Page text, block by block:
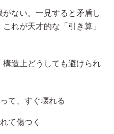
ない。一見すると矛盾し
れが天才的な「引き算」
造上どうしても避けられ
て、すぐ壊れる
て傷つく